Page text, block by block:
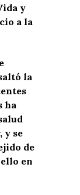
y
a la
la
ha
y se
de
en